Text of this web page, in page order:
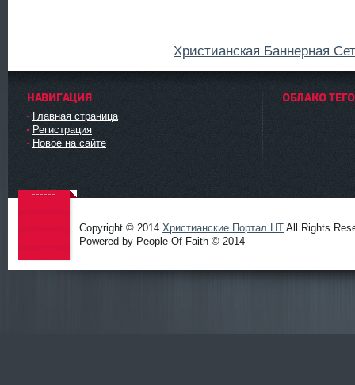
Христианская Баннерная
НАВИГАЦИЯ
Главная страница
Регистрация
Новое на сайте
ОБЛАКО
Христиа
Copyright © 2014 Христианские Портал HT All Rights
Powered by People Of Faith © 2014